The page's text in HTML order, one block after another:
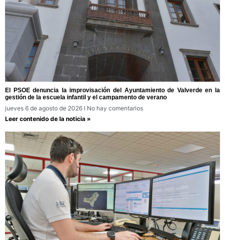
El PSOE denuncia la improvisación del Ayuntamiento de Valverde en la
gestión de la escuela infantil y el campamento de verano
jueves 6 de agosto de 2026
No hay comentarios
Leer contenido de la noticia »